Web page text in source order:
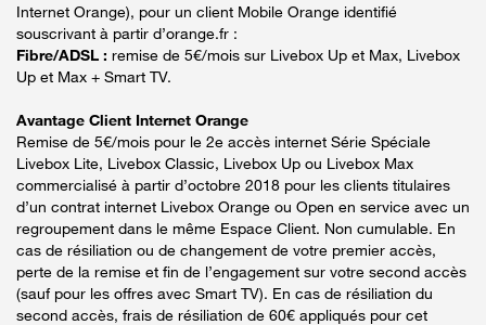
Internet Orange), pour un client Mobile Orange identifié
souscrivant à partir d’orange.fr :
Fibre/ADSL : remise de 5€/mois sur Livebox Up et Max, Livebox
Up et Max + Smart TV.
Avantage Client Internet Orange
Remise de 5€/mois pour le 2e accès internet Série Spéciale
Livebox Lite, Livebox Classic, Livebox Up ou Livebox Max
commercialisé à partir d’octobre 2018 pour les clients titulaires
d’un contrat internet Livebox Orange ou Open en service avec un
regroupement dans le même Espace Client. Non cumulable. En
cas de résiliation ou de changement de votre premier accès,
perte de la remise et fin de l’engagement sur votre second accès
(sauf pour les offres avec Smart TV). En cas de résiliation du
second accès, frais de résiliation de 60€ appliqués pour cet